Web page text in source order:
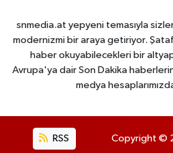
snmedia.at yepyeni temasıyla
modernizmi bir araya getiriyor.
haber okuyabilecekleri bir
Avrupa'ya dair Son Dakika
medya
RSS Copyright ©